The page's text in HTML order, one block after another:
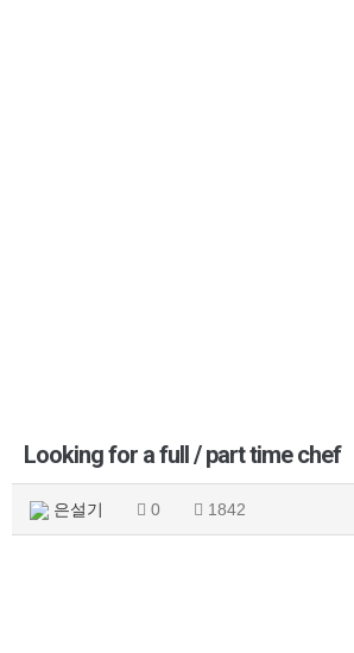
Looking for a full / part time chef
은설기 0 1842